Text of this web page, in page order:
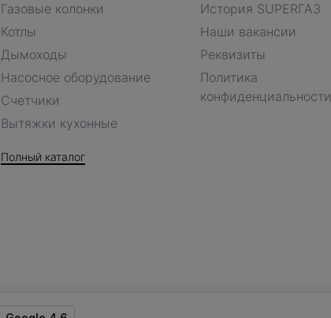
Газовые колонки
Котлы
Дымоходы
Насосное оборудование
Счетчики
Вытяжки кухонные
Полный каталог
История SUPERГАЗ
Наши вакансии
Реквизиты
Политика
конфиденциальности